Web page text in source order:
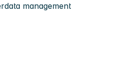
management